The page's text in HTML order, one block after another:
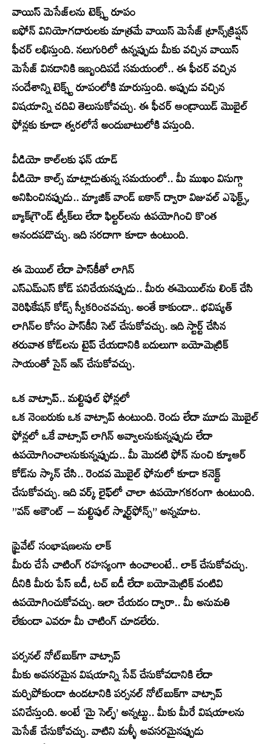
వాయిస్ మెసేజ్‌లను టెక్స్ట్ రూపం
ఐఫోన్ వినియోగదారులకు మాత్రమే వాయిస్ మెసేజ్ ట్రాన్స్‌క్రిప్షన్
ఫీచర్ లభిస్తుంది. నలుగురిలో ఉన్నప్పుడు మీకు వచ్చిన వాయిస్
మెసేజ్ వినడానికి ఇబ్బందిపడే సమయంలో.. ఈ ఫీచర్ వచ్చిన
సందేశాన్ని టెక్స్ట్ రూపంలోకి మారుస్తుంది. అప్పుడు వచ్చిన
విషయాన్ని చదివి తెలుసుకోవచ్చు. ఈ ఫీచర్ ఆండ్రాయిడ్ మొబైల్
ఫోన్లకు కూడా త్వరలోనే అందుబాటులోకి వస్తుంది.
వీడియో కాల్‌లకు ఫన్ యాడ్
వీడియో కాల్స్ మాట్లాడుతున్న సమయంలో.. మీ ముఖం విసుగ్గా
అనిపించినప్పుడు.. మ్యాజిక్ వాండ్ ఐకాన్ ద్వారా విజువల్ ఎఫెక్ట్స్,
బ్యాక్‌గ్రౌండ్ ట్వీక్‌లు లేదా ఫిల్టర్‌లను ఉపయోగించి కొంత
ఆనందపడొచ్చు. ఇది సరదాగా కూడా ఉంటుంది.
ఈ మెయిల్ లేదా పాస్‌కీతో లాగిన్
ఎస్ఎమ్ఎస్ కోడ్‌ పనిచేయనప్పుడు.. మీరు ఈమెయిల్‌ను లింక్ చేసి
వెరిఫికేషన్ కోడ్స్ స్వీకరించవచ్చు. అంతే కాకుండా.. భవిష్యత్
లాగిన్‌ల కోసం పాస్‌కీని సెట్ చేసుకోవచ్చు. ఇది స్టార్ట్ చేసిన
తరువాత కోడ్‌లను టైప్ చేయడానికి బదులుగా బయోమెట్రిక్
సాయంతో సైన్ ఇన్ చేసుకోవచ్చు.
ఒక వాట్సాప్.. మల్టిపుల్ ఫోన్లలో
ఒక నెంబరుకు ఒక వాట్సాప్ ఉంటుంది. రెండు లేదా మూడు మొబైల్
ఫోన్లలో ఒకే వాట్సాప్ లాగిన్ అవ్వాలనుకున్నప్పుడు లేదా
ఉపయోగించాలనుకున్నప్పుడు.. మీ మొదటి ఫోన్ నుంచి క్యూఆర్
కోడ్‌ను స్కాన్ చేసి.. రెండవ మొబైల్ ఫోనులో కూడా కనెక్ట్
చేసుకోవచ్చు. ఇది వర్క్ లైఫ్‌లో చాలా ఉపయోగకరంగా ఉంటుంది.
”వన్ అకౌంట్ – మల్టిపుల్ స్మార్ట్‌ఫోన్స్” అన్నమాట.
ప్రైవేట్ సంభాషణలను లాక్
మీరు చేసే చాటింగ్ రహస్యంగా ఉంచాలంటే.. లాక్ చేసుకోవచ్చు.
దీనికి మీరు పేస్ ఐడీ, టచ్ ఐడీ లేదా బయోమెట్రిక్ వంటివి
ఉపయోగించుకోవచ్చు. ఇలా చేయడం ద్వారా.. మీ అనుమతి
లేకుండా ఎవరూ మీ చాటింగ్ చూడలేరు.
పర్సనల్ నోట్‌బుక్‌గా వాట్సాప్‌
మీకు అవసరమైన విషయాన్ని సేవ్ చేసుకోవడానికి లేదా
మర్చిపోకుండా ఉండటానికి పర్సనల్ నోట్‌బుక్‌గా వాట్సాప్‌
పనిచేస్తుంది. అంటే ‘మై సెల్ఫ్’ అన్నట్టు.. మీకు మీరే విషయాలను
మెసేజ్ చేసుకోవచ్చు. వాటిని మళ్ళీ అవసరమైనప్పుడు